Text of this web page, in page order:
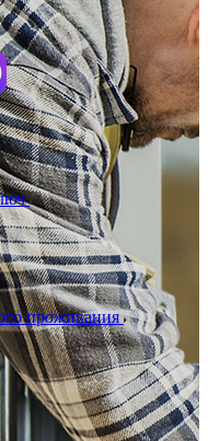
проживания